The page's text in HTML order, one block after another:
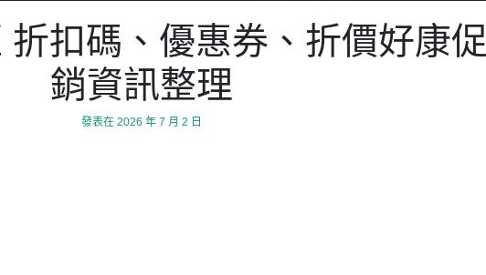
扣碼、優惠券、折價好康促
銷資訊整理
發表在 2026 年 7 月 2 日